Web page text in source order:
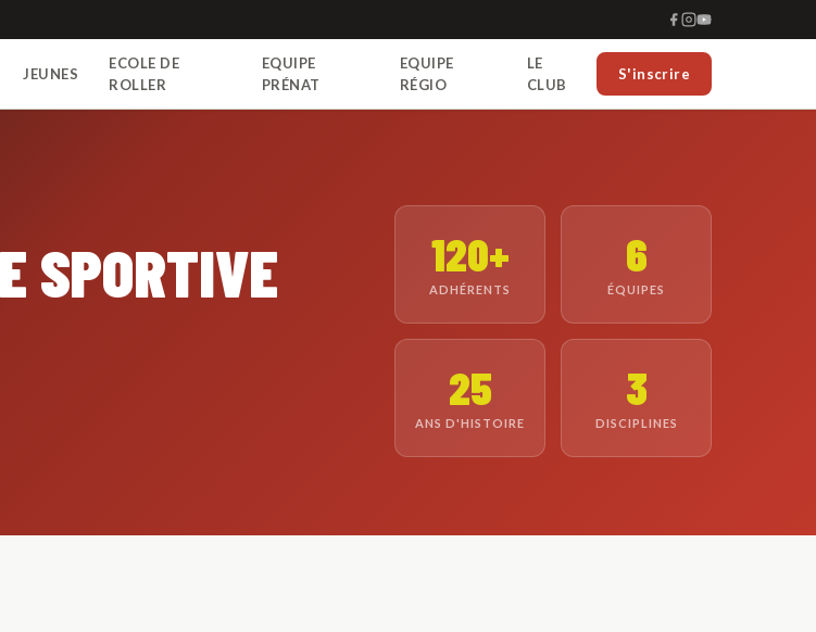
JEUNES
ECOLE DE
ROLLER
EQUIPE
PRÉNAT
EQUIPE
RÉGIO
LE
CLUB
S'inscrire
SPORTIVE 120+
ADHÉRENTS
6
ÉQUIPES
25
ANS D'HISTOIRE
3
DISCIPLINES